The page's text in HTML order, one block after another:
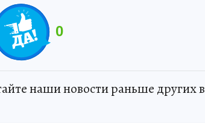
0
наши новости раньше других в